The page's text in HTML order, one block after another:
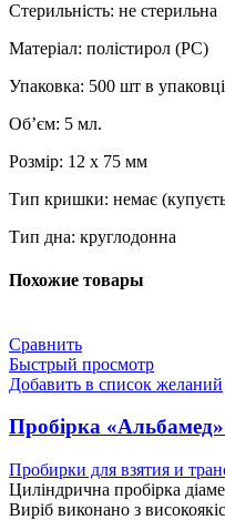
Стерильність: не стерильна
Матеріал: полістирол (РС)
Упаковка: 500 шт в упаковці
Об’єм: 5 мл.
Розмір: 12 х 75 мм
Тип кришки: немає
Тип дна: круглодонна
Похожие товары
Сравнить
Быстрый просмотр
Добавить в список желаний
Пробірка
Пробирки для взятия и
Циліндрична пробірка
Виріб виконано з